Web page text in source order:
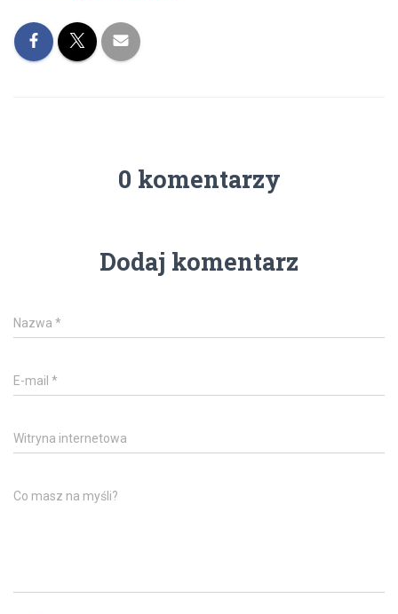
0 komentarzy
Dodaj komentarz
Nazwa *
E-mail *
Witryna internetowa
Co masz na myśli?